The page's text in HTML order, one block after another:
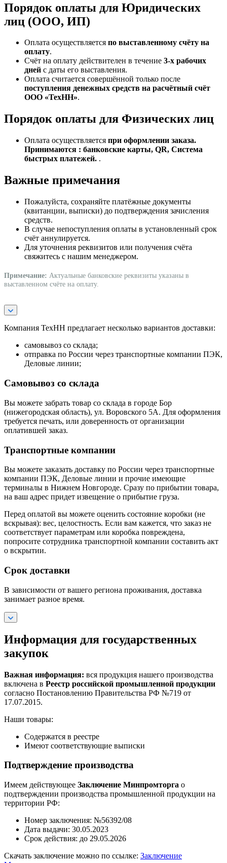
Порядок оплаты для Юридических
лиц (ООО, ИП)
Оплата осуществляется по выставленному счёту на
оплату.
Счёт на оплату действителен в течение 3‑х рабочих
дней с даты его выставления.
Оплата считается совершённой только после
поступления денежных средств на расчётный счёт
ООО «ТехНН».
Порядок оплаты для Физических лиц
Оплата осуществляется при оформлении заказа.
Принимаются : банковские карты, QR, Система
быстрых платежей. .
Важные примечания
Пожалуйста, сохраняйте платёжные документы
(квитанции, выписки) до подтверждения зачисления
средств.
В случае непоступления оплаты в установленный срок
счёт аннулируется.
Для уточнения реквизитов или получения счёта
свяжитесь с нашим менеджером.
Примечание: Актуальные банковские реквизиты указаны в
выставленном счёте на оплату.
Компания ТехНН предлагает несколько вариантов доставки:
самовывоз со склада;
отправка по России через транспортные компании ПЭК,
Деловые линии;
Самовывоз со склада
Вы можете забрать товар со склада в городе Бор
(нижегородская область), ул. Воровского 5А. Для оформления
требуется печать, или доверенность от организации
оплатившей заказ.
Транспортные компании
Вы можете заказать доставку по России через транспортные
компании ПЭК, Деловые линии и прочие имеющие
терминалы в Нижнем Новгороде. Сразу по прибытии товара,
на ваш адрес придет извещение о прибытие груза.
Перед оплатой вы можете оценить состояние коробки (не
вскрывая): вес, целостность. Если вам кажется, что заказ не
соответствует параметрам или коробка повреждена,
попросите сотрудника транспортной компании составить акт
о вскрытии.
Срок доставки
В зависимости от вашего региона проживания, доставка
занимает разное время.
Информация для государственных
закупок
Важная информация: вся продукция нашего производства
включена в Реестр российской промышленной продукции
согласно Постановлению Правительства РФ №719 от
17.07.2015.
Наши товары:
Содержатся в реестре
Имеют соответствующие выписки
Подтверждение производства
Имеем действующее Заключение Минпромторга о
подтверждении производства промышленной продукции на
территории РФ:
Номер заключения: №56392/08
Дата выдачи: 30.05.2023
Срок действия: до 29.05.2026
Скачать заключение можно по ссылке: Заключение